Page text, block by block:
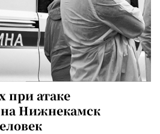
при атаке
Нижнекамск